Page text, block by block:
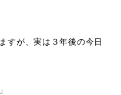
すが、実は３年後の今日